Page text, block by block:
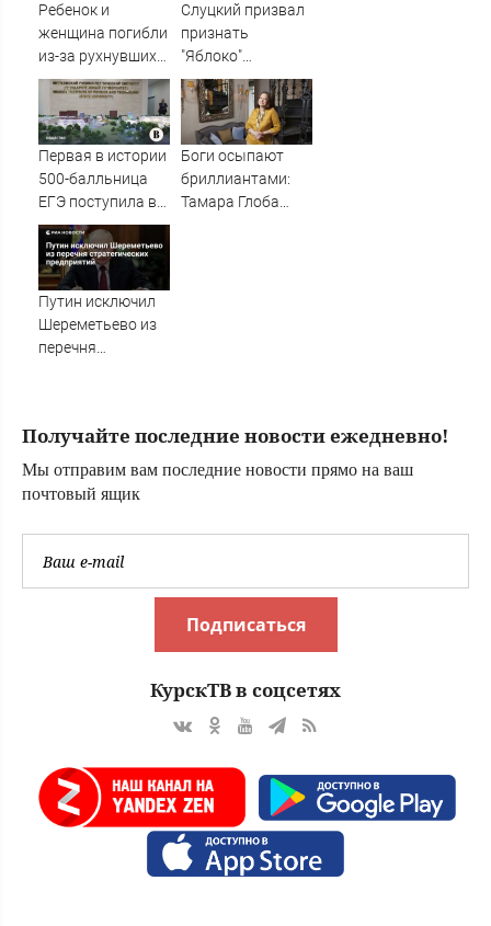
Ребенок и
женщина погибли
из-за рухнувших
деревьев во
время урагана в
Смоленске -
Новости на
Вести.ru
Слуцкий призвал
признать
"Яблоко"
нежелательной
организацией
Первая в истории
500-балльница
ЕГЭ поступила в
МФТИ
Боги осыпают
бриллиантами:
Тамара Глоба
Путин исключил
Шереметьево из
перечня
Получайте последние новости ежедневно!
Мы отправим вам последние новости прямо на ваш
почтовый ящик
Подписаться
КурскТВ в соцсетях